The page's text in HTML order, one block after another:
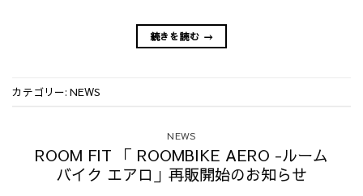
続きを読む →
カテゴリー: NEWS
NEWS
ROOM FIT 「 ROOMBIKE AERO -ルーム
バイク エアロ」再販開始のお知らせ